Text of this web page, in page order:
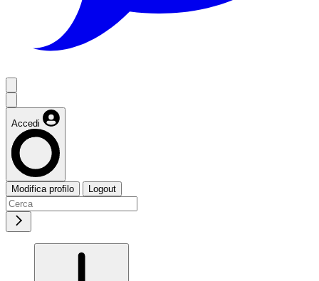
Accedi
Modifica profilo Logout